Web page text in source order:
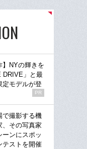
】NYの輝きを
DRIVE」と最
定モデルが登
PR
で撮影する機
、その写真家
ンにスポッ
テストを開催